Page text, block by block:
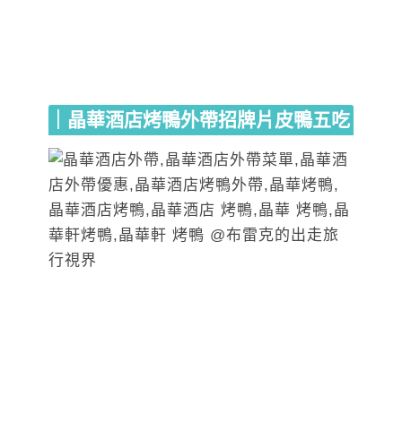
｜晶華酒店烤鴨外帶招牌片皮鴨五吃